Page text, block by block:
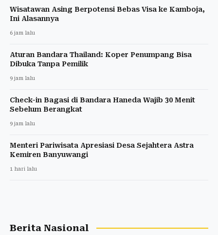
Wisatawan Asing Berpotensi Bebas Visa ke Kamboja,
Ini Alasannya
6 jam lalu
Aturan Bandara Thailand: Koper Penumpang Bisa
Dibuka Tanpa Pemilik
9 jam lalu
Check-in Bagasi di Bandara Haneda Wajib 30 Menit
Sebelum Berangkat
9 jam lalu
Menteri Pariwisata Apresiasi Desa Sejahtera Astra
Kemiren Banyuwangi
1 hari lalu
Berita Nasional